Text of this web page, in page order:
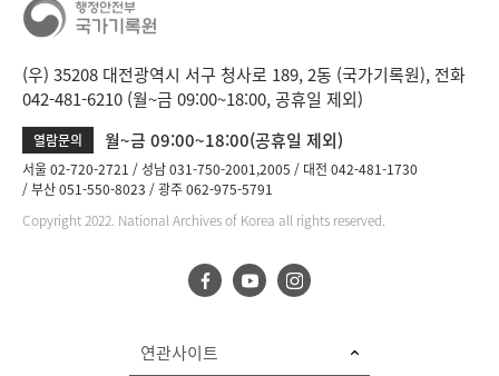
(우) 35208 대전광역시 서구 청사로 189, 2동 (국가기록원), 전화
042-481-6210 (월~금 09:00~18:00, 공휴일 제외)
열람문의 월~금 09:00~18:00(공휴일 제외)
서울 02-720-2721 성남 031-750-2001,2005
대전 042-481-1730
부산 051-550-8023
광주 062-975-5791
Copyright 2022. National Archives of Korea all rights reserved.
연관사이트